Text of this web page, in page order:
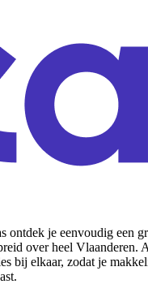
ontdek je eenvoudig een
over heel Vlaanderen.
bij elkaar, zodat je